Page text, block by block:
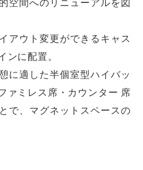
アウト変更ができるキャス
に配置。
に適した半個室型ハイバッ
ァミレス席・カウンター 席
で、マグネットスペースの